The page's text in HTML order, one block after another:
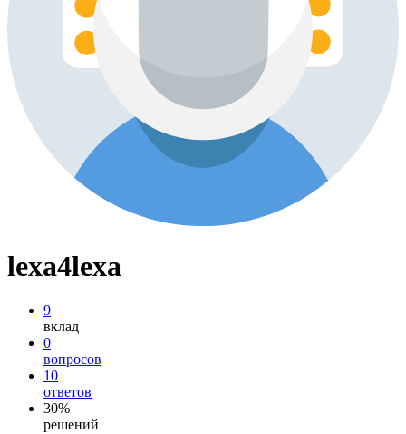
lexa4lexa
9
вклад
0
вопросов
10
ответов
30%
решений